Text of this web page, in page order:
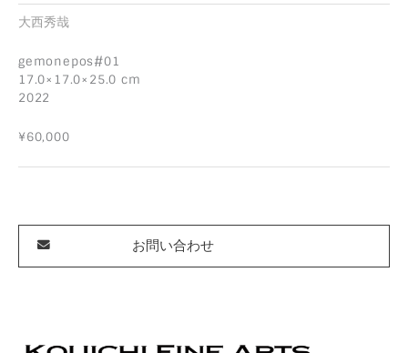
大西秀哉
gemonepos#01
17.0×17.0×25.0 cm
2022
¥60,000
お問い合わせ